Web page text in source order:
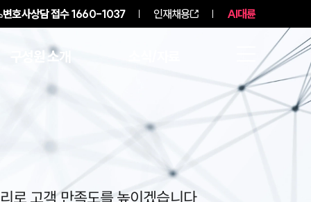
변호사상담 접수1660-1037 인재채용 AI대륜
구성원 소개
로 고객 만족도를 높이겠습니다